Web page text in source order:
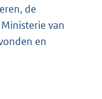
de
van
en